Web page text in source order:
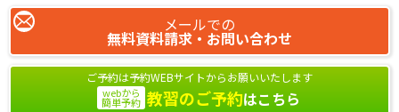
メールでの
無料資料請求・お問い合わせ
ご予約は予約WEBサイトからお願いいたします
webから
簡単予約 教習のご予約はこちら